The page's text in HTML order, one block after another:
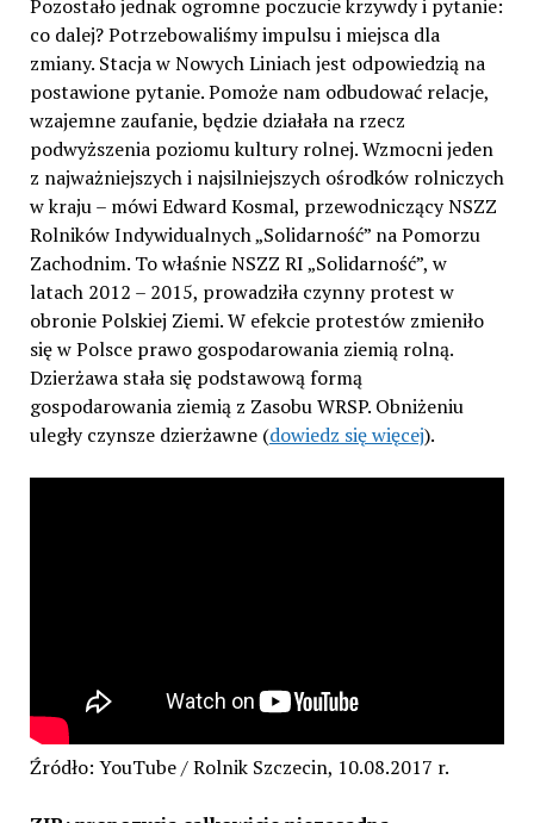
Pozostało jednak ogromne poczucie krzywdy i pytanie:
co dalej? Potrzebowaliśmy impulsu i miejsca dla
zmiany. Stacja w Nowych Liniach jest odpowiedzią na
postawione pytanie. Pomoże nam odbudować relacje,
wzajemne zaufanie, będzie działała na rzecz
podwyższenia poziomu kultury rolnej. Wzmocni jeden
z najważniejszych i najsilniejszych ośrodków rolniczych
w kraju – mówi Edward Kosmal, przewodniczący NSZZ
Rolników Indywidualnych „Solidarność” na Pomorzu
Zachodnim. To właśnie NSZZ RI „Solidarność”, w
latach 2012 – 2015, prowadziła czynny protest w
obronie Polskiej Ziemi. W efekcie protestów zmieniło
się w Polsce prawo gospodarowania ziemią rolną.
Dzierżawa stała się podstawową formą
gospodarowania ziemią z Zasobu WRSP. Obniżeniu
uległy czynsze dzierżawne (dowiedz się więcej).
Źródło: YouTube / Rolnik Szczecin, 10.08.2017 r.